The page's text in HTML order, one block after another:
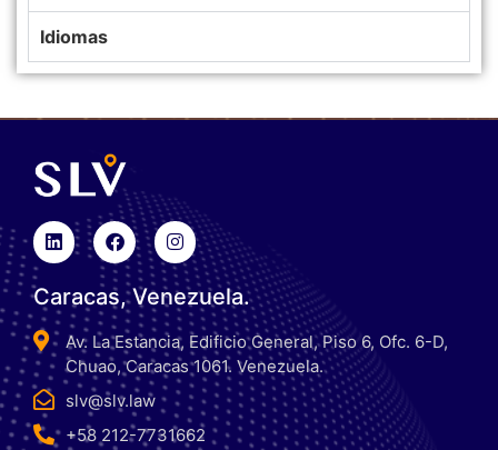
Idiomas
Caracas, Venezuela.
Av. La Estancia, Edificio General, Piso 6, Ofc. 6-D,
Chuao, Caracas 1061. Venezuela.
slv@slv.law
+58 212-7731662